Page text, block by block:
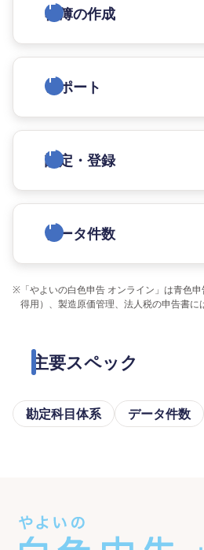
帳簿の作成
レポート
設定・登録
データ件数
※ 「やよいの白色申告 オンライン」は青色
得用）、製造原価管理、法人税の申告書に
主要スペック
勘定科目体系 データ件数